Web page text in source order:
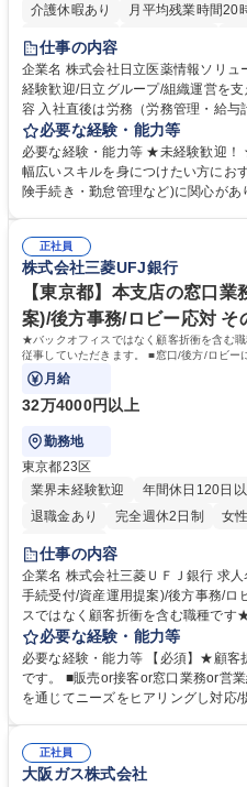
介護休暇あり 月平均残業時間20
住宅手当あり
育休あり
完全週休2日制 交通
仕事の内容
企業名 株式会社日立医薬情報ソリューションズ 求人名
経験歓迎/日立グループ/組織運営を支える
容 入社直後は労務（労務管理・給
任せいたします。将来は総務・採用
営を支えるゼネラリストをめざせます。 ・初期業務：労働時間管
計算、社会保険対応、福利厚生管理
します。ご経験に応じて、休職者管
幅広く経験を積みたい意欲がある方に最適な
務・人事】未経験歓迎/日立グループ
指す
必要な経験・能力等
必要な経験・能力等 ★未経験歓迎
幅広いスキルを身につけたい方におすすめ！ ■労務管理(給
険手続き・勤怠管理など)に関心が
のご経験 ■労務管理（給与計算・社
■衛生管理者の資格をお持ちの方 学歴・資格 学歴：大学院 大学 高専 短大
専修学校 高校 語学力： 資格：
正社員
株式会社三菱UFJ銀行
【東京都】本支店の窓口
案)/後方事務/ロビー応対 そ
★バックオフィスではなく顧客折衝を含む
従事していただきます。 ■窓口/後方/ロビー
客様対応
月給
32万4000円以上
勤務地
東京都23区
業界未経験歓迎
年間休日120日
退職金あり
完全週休2日制 女
土日祝休み
仕事の内容
企業名 株式会社三菱ＵＦＪ銀行 求人名 【東京都】本支店の窓口業務(事務
手続受付/資産運用提案)/後方事務/ロビー応対 仕事の内容 ★
スではなく顧客折衝を含む職種で
事していただきます。 ■窓口/後方/ロ
ーション、お客様対応 ■窓口にて、ご来店された個人のお客様に対して金
融商品のご提案 ■効率的な事務運用
に必ずご覧ください≫ ※記事 https://
必要な経験・能力等
必要な経験・能力等 【必須】★顧客
です。 ■販売or接客or窓口業務or営
を通じてニーズをヒアリングし対応/提案を
るので安心して入行いただけます。
や社内副業等を活用し、 一人ひとり
正社員
大阪ガス株式会社